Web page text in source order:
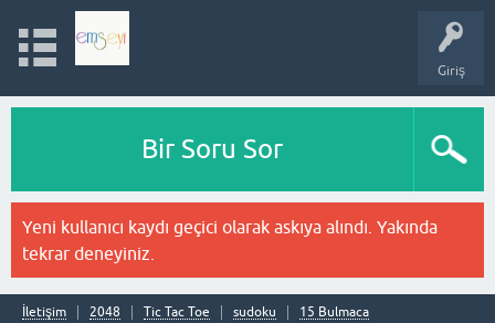
Giriş
Bir Soru Sor
Yeni kullanıcı kaydı geçici olarak askıya alındı. Yakında
tekrar deneyiniz.
İletişim 2048 Tic Tac Toe sudoku
15 Bulmaca